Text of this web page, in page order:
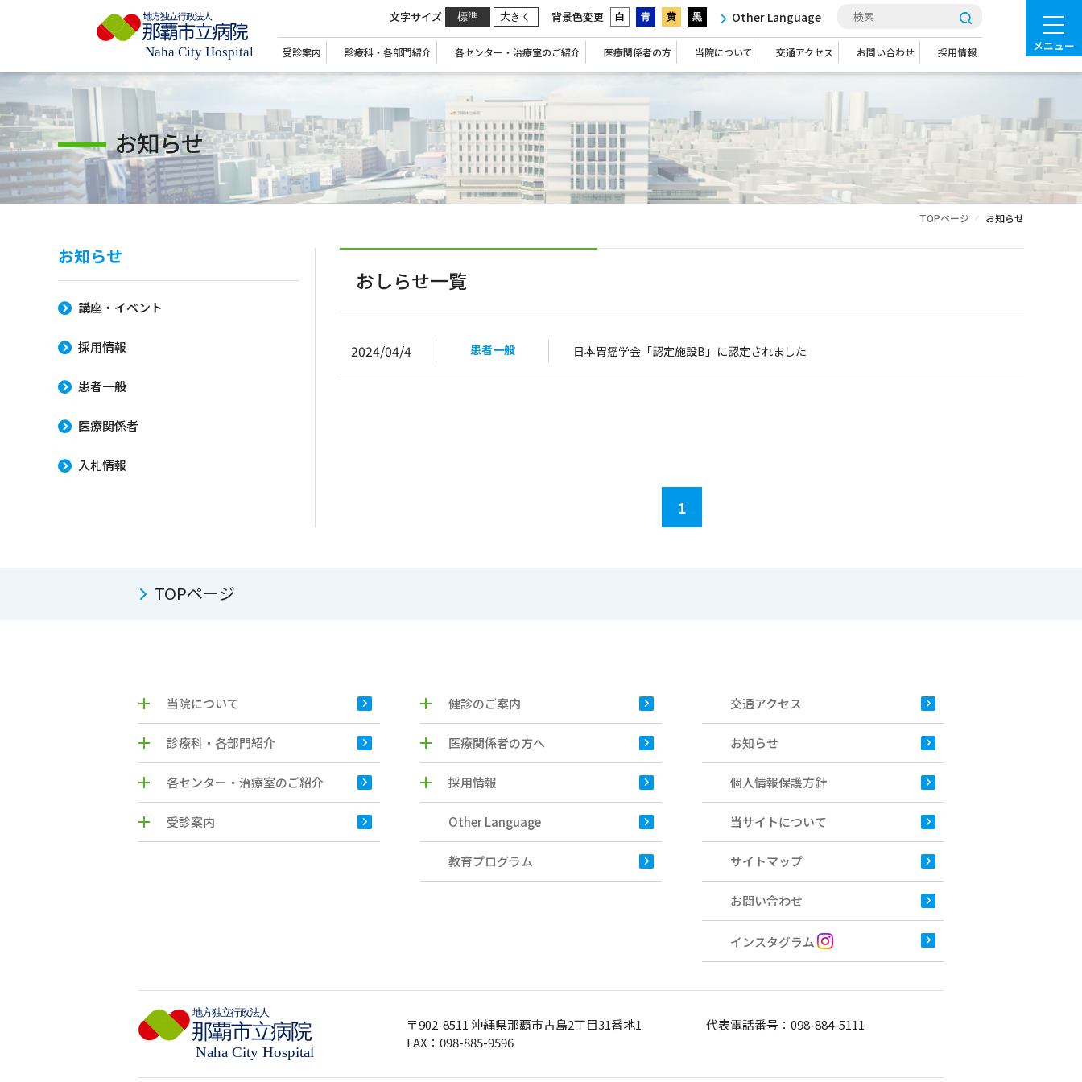
メニュー
文字サイズ 標準 大きく 背景色変更 白 青 黄 黒 Other Language
受診案内 診療科・各部門紹介 各センター・治療室のご紹介 医療関係者の方 当院について 交通アクセス お問い合わせ 採用情報
お知らせ
TOPページ お知らせ
おしらせ一覧
2024/04/4 患者一般 日本胃癌学会「認定施設B」に認定されました
1
お知らせ
講座・イベント
採用情報
患者一般
医療関係者
入札情報
TOPページ
当院について
診療科・各部門紹介
各センター・治療室のご紹介
受診案内
健診のご案内
医療関係者の方へ
採用情報
Other Language
教育プログラム
交通アクセス
お知らせ
個人情報保護方針
当サイトについて
サイトマップ
お問い合わせ
インスタグラム
〒902-8511 沖縄県那覇市古島2丁目31番地1
FAX：098-885-9596
代表電話番号： 098-884-5111